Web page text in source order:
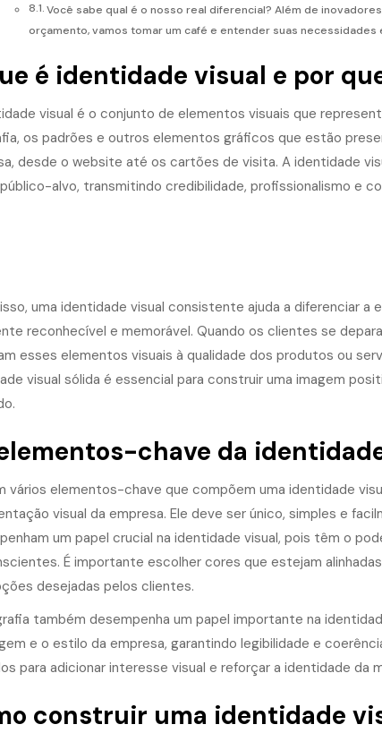
Você sabe qual é o nosso real diferencial? Além de
orçamento, vamos tomar um café e entender suas
é identidade visual e por
visual é o conjunto de elementos visuais que
os padrões e outros elementos gráficos que estão
desde o website até os cartões de visita. A identidade
alvo, transmitindo credibilidade, profissionalismo e
uma identidade visual consistente ajuda a diferenciar a
reconhecível e memorável. Quando os clientes se
esses elementos visuais à qualidade dos produtos ou
visual sólida é essencial para construir uma imagem
chave da
vários elementos-chave que compõem uma identidade
visual da empresa. Ele deve ser único, simples e
um papel crucial na identidade visual, pois têm o
É importante escolher cores que estejam
desejadas pelos clientes.
também desempenha um papel importante na
e o estilo da empresa, garantindo legibilidade e
para adicionar interesse visual e reforçar a identidade da
construir uma identidade